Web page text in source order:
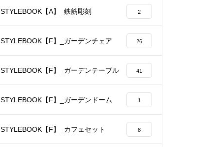
STYLEBOOK【A】_鉄筋彫刻 2
STYLEBOOK【F】_ガーデンチェア 26
STYLEBOOK【F】_ガーデンテーブル 41
STYLEBOOK【F】_ガーデンドーム 1
STYLEBOOK【F】_カフェセット 8